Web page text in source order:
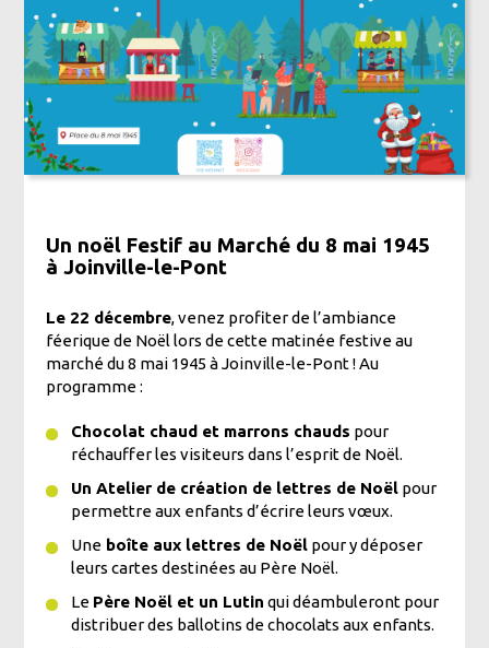
Un noël Festif au Marché du 8 mai 1945
à Joinville-le-Pont
Le 22 décembre, venez profiter de l’ambiance
féerique de Noël lors de cette matinée festive au
marché du 8 mai 1945 à Joinville-le-Pont ! Au
programme :
Chocolat chaud et marrons chauds pour
réchauffer les visiteurs dans l’esprit de Noël.
Un Atelier de création de lettres de Noël pour
permettre aux enfants d’écrire leurs vœux.
Une boîte aux lettres de Noël pour y déposer
leurs cartes destinées au Père Noël.
Le Père Noël et un Lutin qui déambuleront pour
distribuer des ballotins de chocolats aux enfants.